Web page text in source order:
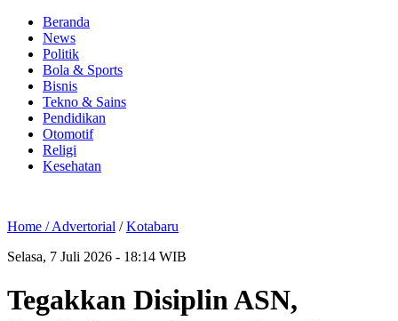
Beranda
News
Politik
Bola & Sports
Bisnis
Tekno & Sains
Pendidikan
Otomotif
Religi
Kesehatan
Home /Advertorial /Kotabaru
Selasa, 7 Juli 2026 - 18:14 WIB
Tegakkan Disiplin ASN,